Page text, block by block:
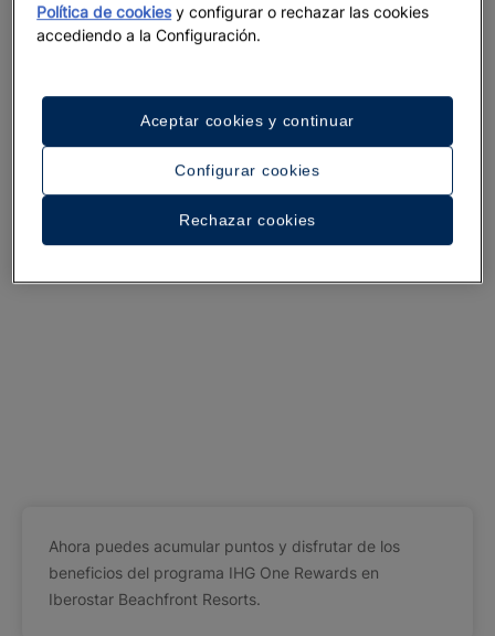
Ver 32 fotos y vídeos
Ahora puedes acumular puntos y disfrutar de los
beneficios del programa IHG One Rewards en
Iberostar Beachfront Resorts.
Política de cookiesy configurar o rechazar las cookies
accediendo a la Configuración.
Configurar cookies
Rechazar cookies
Aceptar cookies y continuar